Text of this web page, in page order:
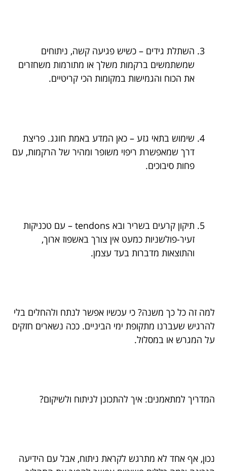
השתלת גידים – כשיש פגיעה קשה, ניתוחים
שמשתמשים ברקמות משלך או מתורמות משחזרים
את הכוח והגמישות במקומות הכי קריטיים.
שימוש בתאי גזע – כאן המדע באמת חוגג. פריצת
דרך שמאפשרת ריפוי משופר ומהיר של הרקמות, עם
פחות סיבוכים.
תיקון קרעים בשריר ובא tendons – עם טכניקות
זעיר-פולשניות כמעט אין צורך באשפוז ארוך,
והתוצאות מדברות בעד עצמן.
למה זה כל כך משנה? כי עכשיו אפשר לנתח ולהחלים בלי
להרגיש שעברנו מתקופת ימי הביניים. ככה נשארים חזקים
על המגרש או במסלול.
המדריך למתאמנים: איך להתכונן לניתוח ולשיקום?
נכון, אף אחד לא מתרגש לקראת ניתוח, אבל עם הידיעה